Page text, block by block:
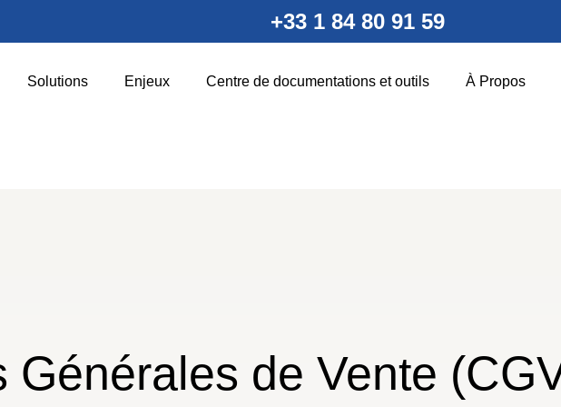
+33 1 84 80 91 59
Solutions Enjeux Centre de documentations et outils À Propos
Générales de Vente